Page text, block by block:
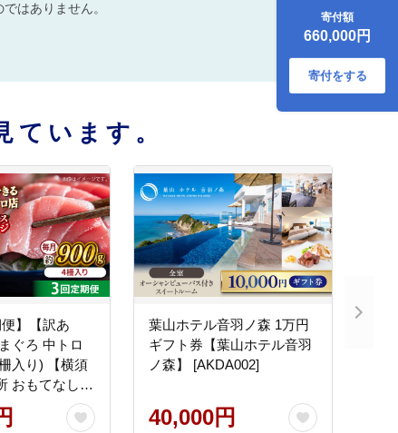
ューポートヨコス
カ】 [AKAT008]
寄付額
660,000円
寄付をする
はありません。
ています。
便】【訳あ
ぐろ 中トロ
入り) 【横須
おもてなしギ
本まぐろ直売
）】
葉山ホテル音羽ノ森 1万円
ギフト券【葉山ホテル音羽
ノ森】 [AKDA002]
40,000円